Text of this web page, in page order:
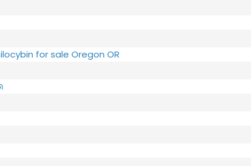
for sale Oregon OR